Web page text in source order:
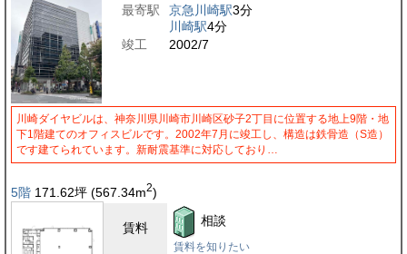
最寄駅
京急川崎駅3分
川崎駅4分
竣工
2002/7
川崎ダイヤビルは、神奈川県川崎市川崎区砂子2丁目に位置する地上9階・地
下1階建てのオフィスビルです。2002年7月に竣工し、構造は鉄骨造（S造）
です建てられています。新耐震基準に対応しており…
5階 171.62坪 (567.34m2)
賃料 相談
賃料を知りたい